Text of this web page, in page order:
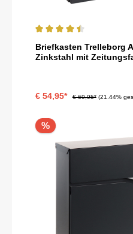
Durchschnittliche
Briefkasten Trelleborg
Zinkstahl mit
€ 54,95* € 69,95* (21.44%
%